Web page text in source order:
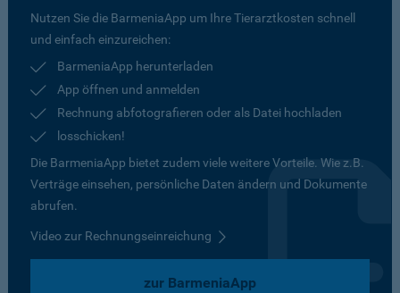
Nutzen Sie die BarmeniaApp um Ihre Tierarztkosten schnell
und einfach einzureichen:
BarmeniaApp herunterladen
App öffnen und anmelden
Rechnung abfotografieren oder als Datei hochladen
losschicken!
Die BarmeniaApp bietet zudem viele weitere Vorteile. Wie z.B.
Verträge einsehen, persönliche Daten ändern und Dokumente
abrufen.
Video zur Rechnungseinreichung
zur BarmeniaApp